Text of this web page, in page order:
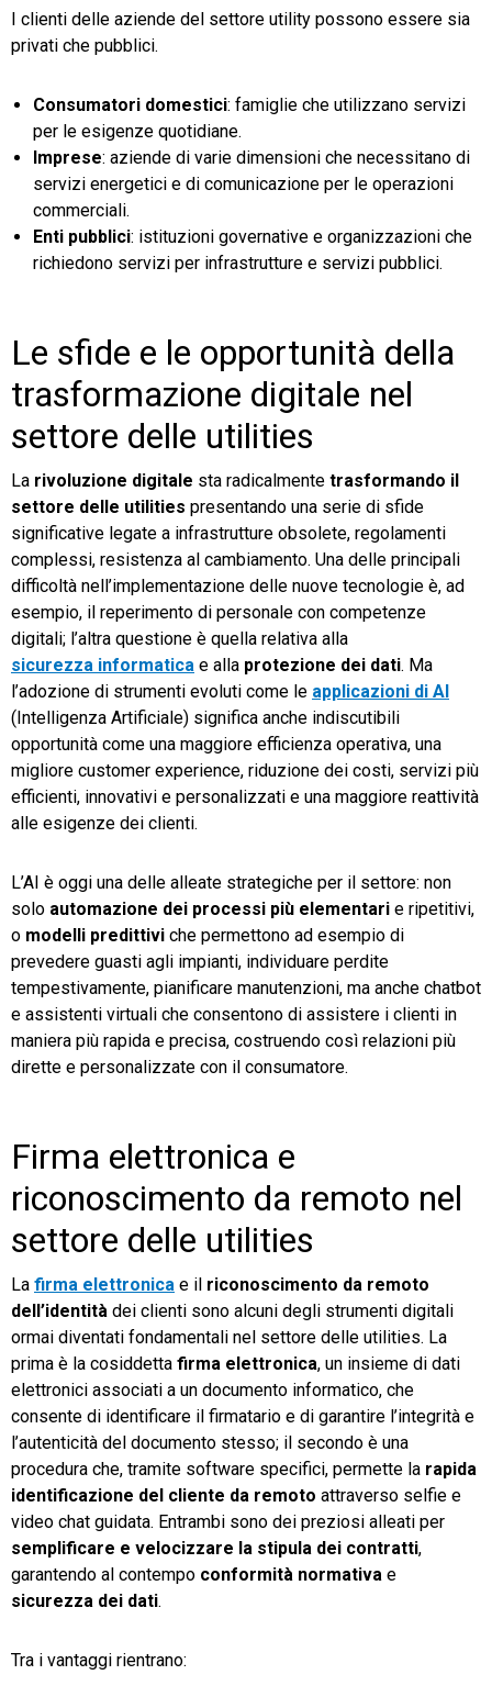
I clienti delle aziende del settore utility possono essere sia
privati che pubblici.
Consumatori domestici: famiglie che utilizzano servizi
per le esigenze quotidiane.
Imprese: aziende di varie dimensioni che necessitano di
servizi energetici e di comunicazione per le operazioni
commerciali.
Enti pubblici: istituzioni governative e organizzazioni che
richiedono servizi per infrastrutture e servizi pubblici.
Le sfide e le opportunità della
trasformazione digitale nel
settore delle utilities
La rivoluzione digitale sta radicalmente trasformando il
settore delle utilities presentando una serie di sfide
significative legate a infrastrutture obsolete, regolamenti
complessi, resistenza al cambiamento. Una delle principali
difficoltà nell’implementazione delle nuove tecnologie è, ad
esempio, il reperimento di personale con competenze
digitali; l’altra questione è quella relativa alla
sicurezza informatica e alla protezione dei dati. Ma
l’adozione di strumenti evoluti come le applicazioni di AI
(Intelligenza Artificiale) significa anche indiscutibili
opportunità come una maggiore efficienza operativa, una
migliore customer experience, riduzione dei costi, servizi più
efficienti, innovativi e personalizzati e una maggiore reattività
alle esigenze dei clienti.
L’AI è oggi una delle alleate strategiche per il settore: non
solo automazione dei processi più elementari e ripetitivi,
o modelli predittivi che permettono ad esempio di
prevedere guasti agli impianti, individuare perdite
tempestivamente, pianificare manutenzioni, ma anche chatbot
e assistenti virtuali che consentono di assistere i clienti in
maniera più rapida e precisa, costruendo così relazioni più
dirette e personalizzate con il consumatore.
Firma elettronica e
riconoscimento da remoto nel
settore delle utilities
La firma elettronica e il riconoscimento da remoto
dell’identità dei clienti sono alcuni degli strumenti digitali
ormai diventati fondamentali nel settore delle utilities. La
prima è la cosiddetta firma elettronica, un insieme di dati
elettronici associati a un documento informatico, che
consente di identificare il firmatario e di garantire l’integrità e
l’autenticità del documento stesso; il secondo è una
procedura che, tramite software specifici, permette la rapida
identificazione del cliente da remoto attraverso selfie e
video chat guidata. Entrambi sono dei preziosi alleati per
semplificare e velocizzare la stipula dei contratti,
garantendo al contempo conformità normativa e
sicurezza dei dati.
Tra i vantaggi rientrano: